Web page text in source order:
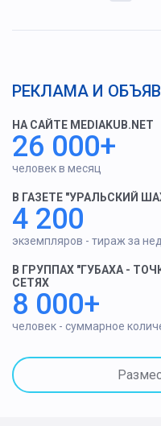
РЕКЛАМА И
НА САЙТЕ MEDIAKUB.NET
26 000+
человек в месяц
В ГАЗЕТЕ "УРАЛЬСКИЙ
4 200
экземпляров - тираж за
В ГРУППАХ "ГУБАХА -
СЕТЯХ
8 000+
человек - суммарное